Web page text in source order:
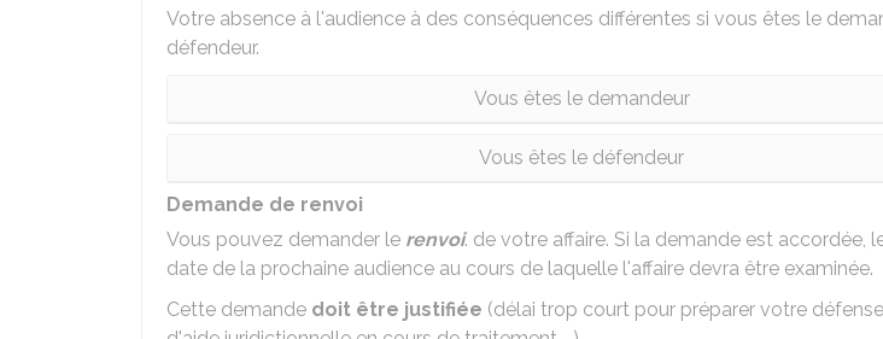
Votre absence à l'audience à des conséquences différentes si vous êtes le
défendeur.
Vous êtes le demandeur
Vous êtes le défendeur
Demande de renvoi
Vous pouvez demander le renvoi. de votre affaire. Si la demande est accordée,
date de la prochaine audience au cours de laquelle l'affaire devra être examinée.
Cette demande doit être justifiée (délai trop court pour préparer votre